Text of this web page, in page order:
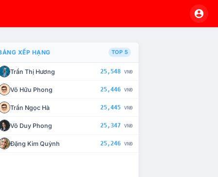
CHẾ TÀI XỬ LÝ VI PHẠM
XẾP HẠNG TOP 5
Trần Thị Hương 25,548 VNĐ
Võ Hữu Phong 25,446 VNĐ
Trần Ngọc Hà 25,445 VNĐ
Võ Duy Phong 25,347 VNĐ
Đặng Kim Quỳnh 25,246 VNĐ